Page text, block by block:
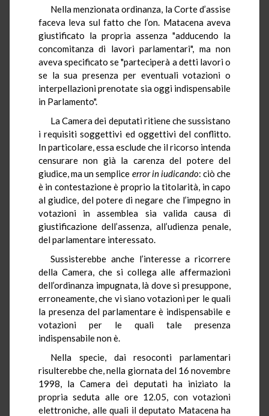
Nella menzionata ordinanza, la Corte d’assise
faceva leva sul fatto che l’on. Matacena aveva
giustificato la propria assenza "adducendo la
concomitanza di lavori parlamentari", ma non
aveva specificato se "parteciperà a detti lavori o
se la sua presenza per eventuali votazioni o
interpellazioni prenotate sia oggi indispensabile
in Parlamento".
La Camera dei deputati ritiene che sussistano
i requisiti soggettivi ed oggettivi del conflitto.
In particolare, essa esclude che il ricorso intenda
censurare non già la carenza del potere del
giudice, ma un semplice errorin iudicando: ciò che
è in contestazione è proprio la titolarità, in capo
al giudice, del potere di negare che l’impegno in
votazioni in assemblea sia valida causa di
giustificazione dell’assenza, all’udienza penale,
del parlamentare interessato.
Sussisterebbe anche l’interesse a ricorrere
della Camera, che si collega alle affermazioni
dell’ordinanza impugnata, là dove si presuppone,
erroneamente, che vi siano votazioni per le quali
la presenza del parlamentare è indispensabile e
votazioni per le quali tale presenza
indispensabile non è.
Nella specie, dai resoconti parlamentari
risulterebbe che, nella giornata del 16 novembre
1998, la Camera dei deputati ha iniziato la
propria seduta alle ore 12.05, con votazioni
elettroniche, alle quali il deputato Matacena ha